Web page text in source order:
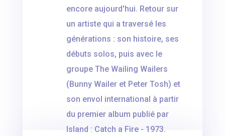
encore aujourd'hui. Retour sur
un artiste qui a traversé les
générations : son histoire, ses
débuts solos, puis avec le
groupe The Wailing Wailers
(Bunny Wailer et Peter Tosh) et
son envol international à partir
du premier album publié par
Island : Catch a Fire - 1973.